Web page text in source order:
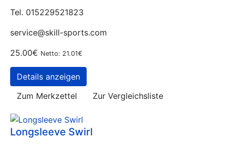
Tel. 015229521823
service@skill-sports.com
25.00€ Netto: 21.01€
Details anzeigen
Zum Merkzettel
Zur Vergleichsliste
Longsleeve Swirl